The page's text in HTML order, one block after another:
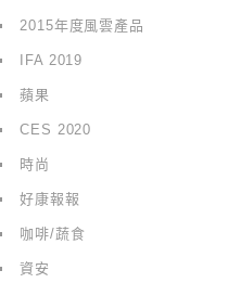
2015年度風雲產品
IFA 2019
蘋果
CES 2020
時尚
好康報報
咖啡/蔬食
資安